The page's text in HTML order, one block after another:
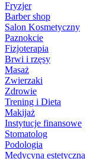
Fryzjer
Barber shop
Salon Kosmetyczny
Paznokcie
Fizjoterapia
Brwi i rzęsy
Masaż
Zwierzaki
Zdrowie
Trening i Dieta
Makijaż
Instytucje finansowe
Stomatolog
Podologia
Medycyna estetyczna